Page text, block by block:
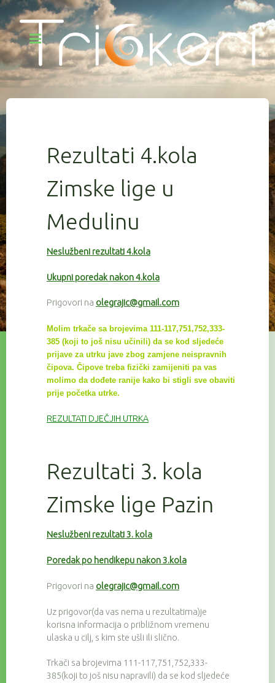
Rezultati 4.kola
Zimske lige u
Medulinu
Neslužbeni rezultati 4.kola
Ukupni poredak nakon 4.kola
Prigovori na olegrajic@gmail.com
Molim trkače sa brojevima 111-117,751,752,333-
385 (koji to još nisu učinili) da se kod sljedeće
prijave za utrku jave zbog zamjene neispravnih
čipova. Čipove treba fizički zamijeniti pa vas
molimo da dođete ranije kako bi stigli sve obaviti
prije početka utrke.
REZULTATI DJEČJIH UTRKA
Rezultati 3. kola
Zimske lige Pazin
Neslužbeni rezultati 3. kola
Poredak po hendikepu nakon 3.kola
Prigovori na olegrajic@gmail.com
Uz prigovor(da vas nema u rezultatima)je
korisna informacija o približnom vremenu
ulaska u cilj, s kim ste ušli ili slično.
Trkači sa brojevima 111-117,751,752,333-
385(koji to još nisu napravili) da se kod sljedeće